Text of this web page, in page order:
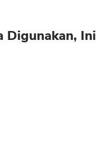
Digunakan, Ini